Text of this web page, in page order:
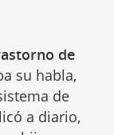
de
su habla,
de
a diario,